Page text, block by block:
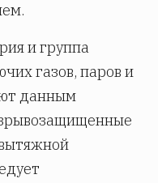
и группа
газов, паров и
данным